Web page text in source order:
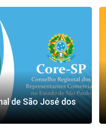
de São José dos